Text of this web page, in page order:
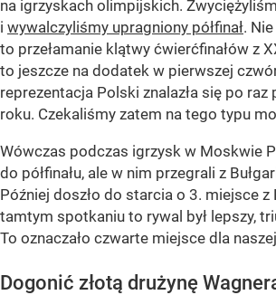
na igrzyskach olimpijskich.
i wywalczyliśmy upragniony półfinał.
to przełamanie klątwy ćwierćfinałów z
to jeszcze na dodatek w pierwszej
reprezentacja Polski znalazła się po
roku. Czekaliśmy zatem na tego typu
Wówczas podczas igrzysk w Moskwie
do półfinału, ale w nim przegrali z
Później doszło do starcia o 3. miejsce z
tamtym spotkaniu to rywal był lepszy,
To oznaczało czwarte miejsce dla
Dogonić złotą drużynę